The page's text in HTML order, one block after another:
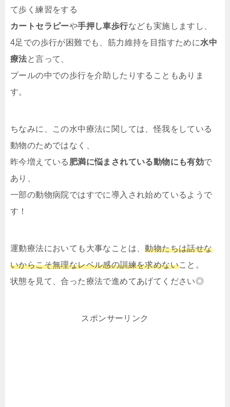
て歩く練習をする
カートセラピーや手押し車歩行なども実施しますし、
4足での歩行が困難でも、筋力維持を目指すために水中
療法と言って、
プールの中での歩行を介助したりすることもありま
す。
ちなみに、この水中療法に関しては、怪我をしている
動物のためではなく、
昨今増えている 肥満に悩まされている動物にも有効で
あり、
一部の動物病院ではすでに導入され始めているようで
す！
運動療法においても大事なことは、動物たちは話せな
いからこそ無理なレベル感の訓練を求めないこと。
状態を見て、合った療法で進めてあげてください◎
スポンサーリンク